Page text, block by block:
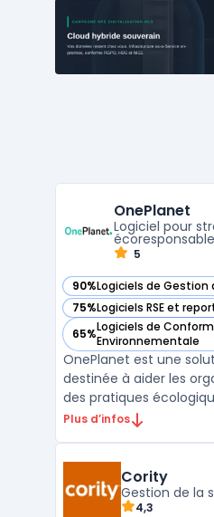
l'analyse et la
utilisateur efficace,
OnePlanet
Logiciel pour
5
90%Logiciels de Gestion
— voir OnePlanet dans
75%Logiciels RSE et
— voir OnePlanet dans
65%Logiciels de
Environnementale
— voir OnePlanet dans
OnePlanet est une
destinée à aider les
des pratiques
responsables. Elle
d'atteindre des objectifs
Plus d’infos
Cority
Gestion de la
4,3